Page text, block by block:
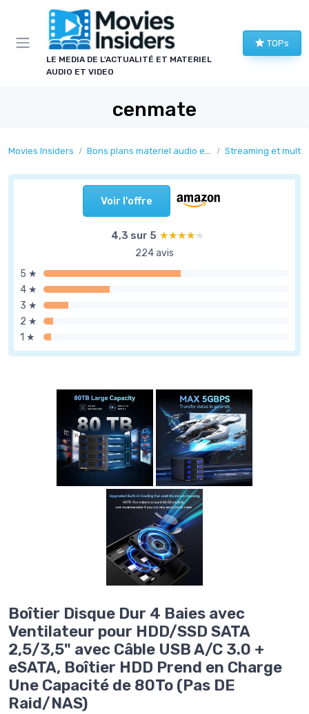
LE MEDIA DE L'ACTUALITÉ ET MATERIEL
AUDIO ET VIDEO
TOPs
cenmate
Movies Insiders Bons plans materiel audio et video Streaming et
Voir l'offre
4,3 sur 5 ★★★★★
★★★★★
224 avis
5 ★
4 ★
3 ★
2 ★
1 ★
Boîtier Disque Dur 4 Baies avec
Ventilateur pour HDD/SSD SATA
2,5/3,5" avec Câble USB A/C 3.0 +
eSATA, Boîtier HDD Prend en Charge
Une Capacité de 80To (Pas DE
Raid/NAS)
Panneau de gestion des cookies